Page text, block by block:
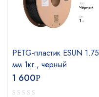
PETG-пластик ESUN 1.75
мм 1кг., черный
1 600Р